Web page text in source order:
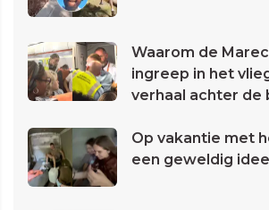
Waarom de
ingreep in het
verhaal achter de
Op vakantie met
een geweldig idee